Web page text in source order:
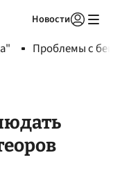
Новости
Проблемы с